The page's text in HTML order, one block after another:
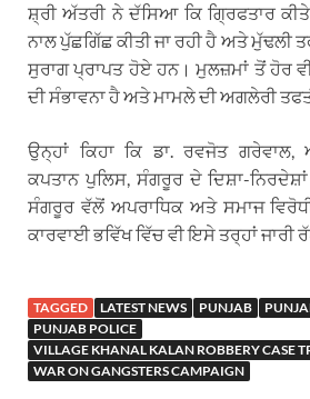
ਸ਼੍ਰੀ ਅੱਤਰੀ ਨੇ ਦੱਸਿਆ ਕਿ ਗ੍ਰਿਫਤਾਰ
ਨਾਲ ਪੁੱਛਗਿੱਛ ਕੀਤੀ ਜਾ ਰਹੀ ਹੈ ਅਤੇ ਮੁੱਢਲੀ
ਸੁਰਾਗ ਪ੍ਰਾਪਤ ਹੋਏ ਹਨ। ਮੁਲਜ਼ਮਾਂ ਤੋਂ ਹੋਰ
ਦੀ ਸੰਭਾਵਨਾ ਹੈ ਅਤੇ ਮਾਮਲੇ ਦੀ ਅਗਲੇਰੀ
ਉਨ੍ਹਾਂ ਕਿਹਾ ਕਿ ਡਾ. ਰਵਜੋਤ ਗਰੇਵਾਲ,
ਕਪਤਾਨ ਪੁਲਿਸ, ਸੰਗਰੂਰ ਦੇ ਦਿਸ਼ਾ-
ਸੰਗਰੂਰ ਵੱਲੋਂ ਅਪਰਾਧਿਕ ਅਤੇ ਸਮਾਜ
ਕਾਰਵਾਈ ਭਵਿੱਖ ਵਿੱਚ ਵੀ ਇਸੇ ਤਰ੍ਹਾਂ ਜਾਰੀ
TAGGED LATEST NEWS PUNJAB
PUNJAB POLICE
VILLAGE KHANAL KALAN ROBBERY CASE
WAR ON GANGSTERS CAMPAIGN